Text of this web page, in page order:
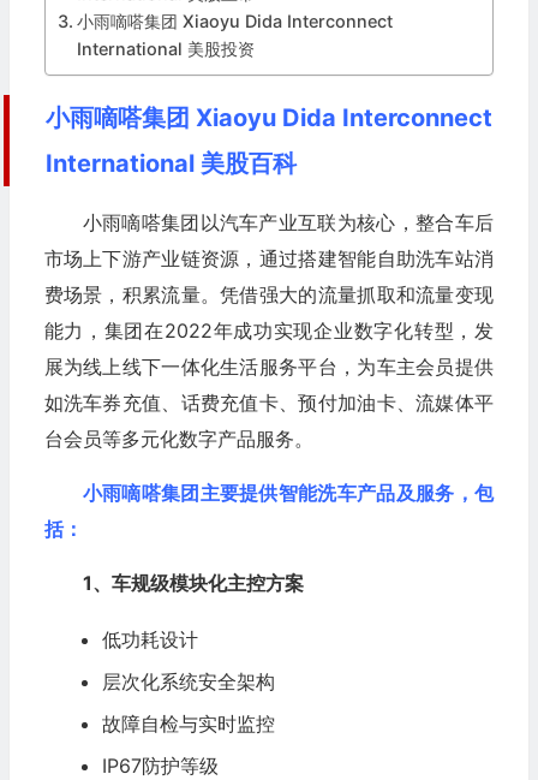
小雨嘀嗒集团 Xiaoyu Dida Interconnect
International 美股投资
小雨嘀嗒集团 Xiaoyu Dida Interconnect
International 美股百科
小雨嘀嗒集团以汽车产业互联为核心，整合车后
市场上下游产业链资源，通过搭建智能自助洗车站消
费场景，积累流量。凭借强大的流量抓取和流量变现
能力，集团在2022年成功实现企业数字化转型，发
展为线上线下一体化生活服务平台，为车主会员提供
如洗车券充值、话费充值卡、预付加油卡、流媒体平
台会员等多元化数字产品服务。
小雨嘀嗒集团主要提供智能洗车产品及服务，包
括：
1、车规级模块化主控方案
低功耗设计
层次化系统安全架构
故障自检与实时监控
IP67防护等级